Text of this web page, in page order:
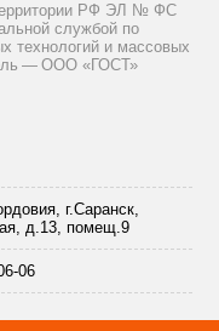
РФ ЭЛ № ФС
службой по
технологий и массовых
— ООО «ГОСТ»
г.Саранск,
д.13, помещ.9
06